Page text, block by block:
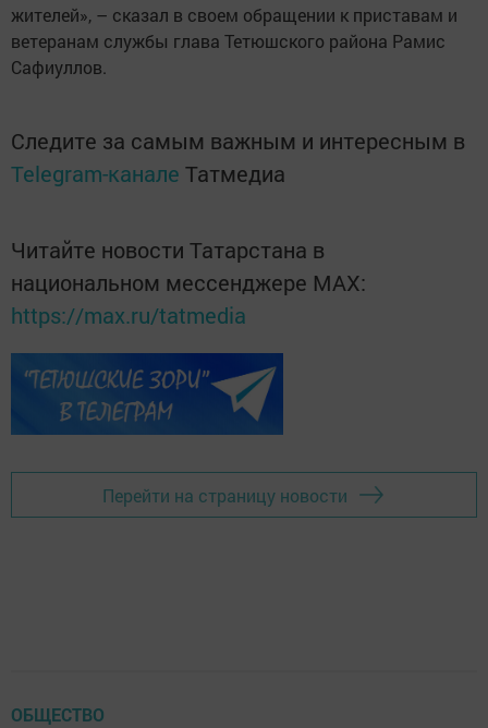
жителей», – сказал в своем обращении к приставам и
ветеранам службы глава Тетюшского района Рамис
Сафиуллов.
Следите за самым важным и интересным в
Telegram-канале Татмедиа
Читайте новости Татарстана в
национальном мессенджере MАХ:
https://max.ru/tatmedia
Перейти на страницу новости
ОБЩЕСТВО